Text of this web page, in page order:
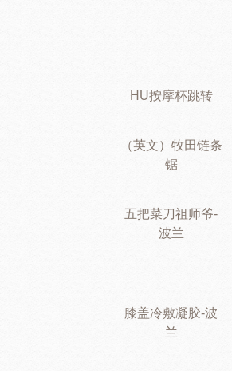
HU按摩杯跳转
（英文）牧田链条
锯
五把菜刀祖师爷-
波兰
膝盖冷敷凝胶-波
兰